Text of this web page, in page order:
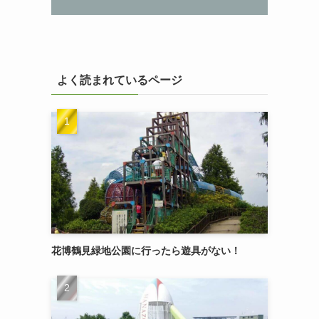
よく読まれているページ
花博鶴見緑地公園に行ったら遊具がない！